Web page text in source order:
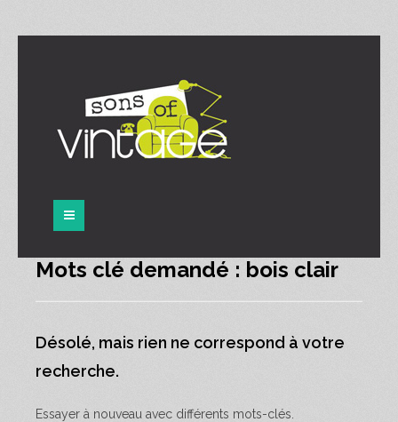
Mots clé demandé : bois clair
Désolé, mais rien ne correspond à votre
recherche.
Essayer à nouveau avec différents mots-clés.